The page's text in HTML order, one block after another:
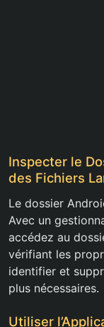
Inspecter le
des Fichiers
Le dossier
Avec un
accédez au
vérifiant les
identifier et
plus nécessaires.
Utiliser